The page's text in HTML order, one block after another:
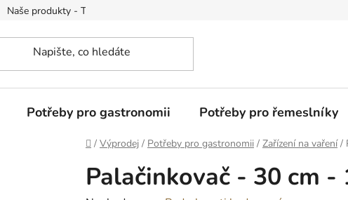
Naše produkty - Tipy a triky
Potřeby pro gastronomii Potřeby pro řemeslníky
Domů
/ Výprodej / Potřeby pro gastronomii / Zařízení na vaření /
Palačinkovač - 30 cm -